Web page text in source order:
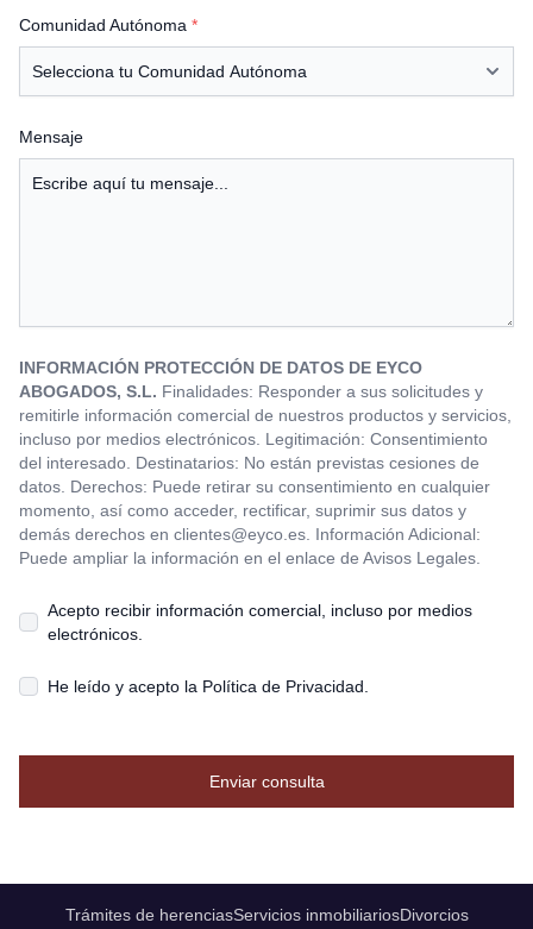
Comunidad Autónoma *
Mensaje
INFORMACIÓN PROTECCIÓN DE DATOS DE EYCO
ABOGADOS, S.L. Finalidades: Responder a sus solicitudes y
remitirle información comercial de nuestros productos y servicios,
incluso por medios electrónicos. Legitimación: Consentimiento
del interesado. Destinatarios: No están previstas cesiones de
datos. Derechos: Puede retirar su consentimiento en cualquier
momento, así como acceder, rectificar, suprimir sus datos y
demás derechos en clientes@eyco.es . Información Adicional:
Puede ampliar la información en el enlace de Avisos Legales.
Acepto recibir información comercial, incluso por medios
electrónicos.
He leído y acepto la Política de Privacidad
Enviar consulta
Trámites de herenciasServicios inmobiliariosDivorcios